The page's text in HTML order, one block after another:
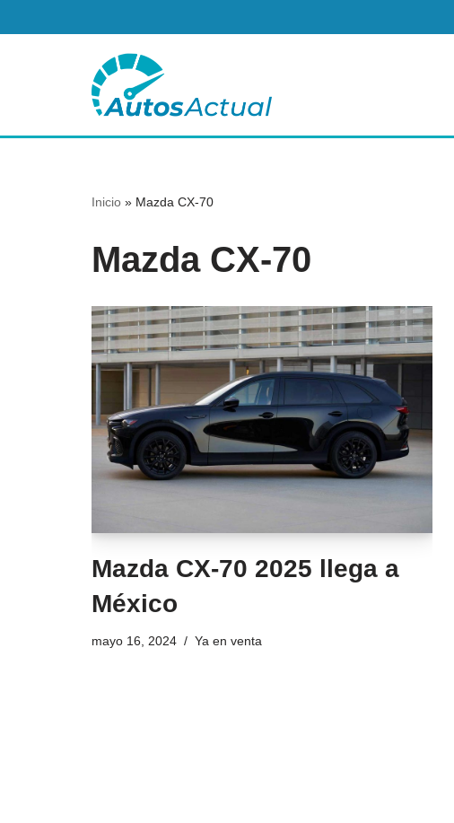
contenido
Inicio » Mazda CX-70
Mazda CX-70
Mazda CX-70 2025 llega a
México
mayo 16, 2024 Ya en venta